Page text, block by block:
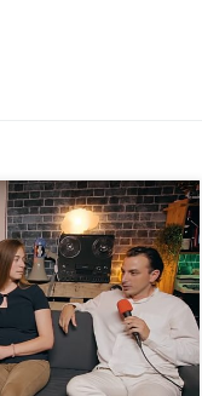
amis de “Le Poste”
Citoyen,
à quoi ça sert :